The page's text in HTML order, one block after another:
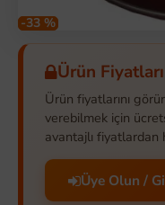
-33 %
Ürün
Ürün fiyatlarını
verebilmek için
avantajlı fiyatlardan
Üye Olun /